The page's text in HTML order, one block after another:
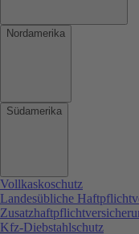
Nordamerika
Südamerika
Vollkaskoschutz
Landesübliche
Kfz-Diebstahlschutz